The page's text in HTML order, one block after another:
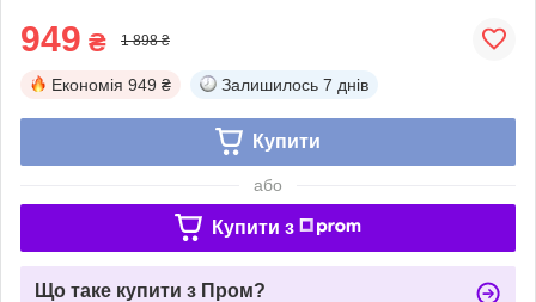
949 ₴ 1 898 ₴
Економія 949 ₴ Залишилось 7 днів
Купити
або
Купити з
Що таке купити з Пром?